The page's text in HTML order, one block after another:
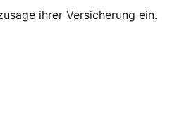
ihrer Versicherung ein.